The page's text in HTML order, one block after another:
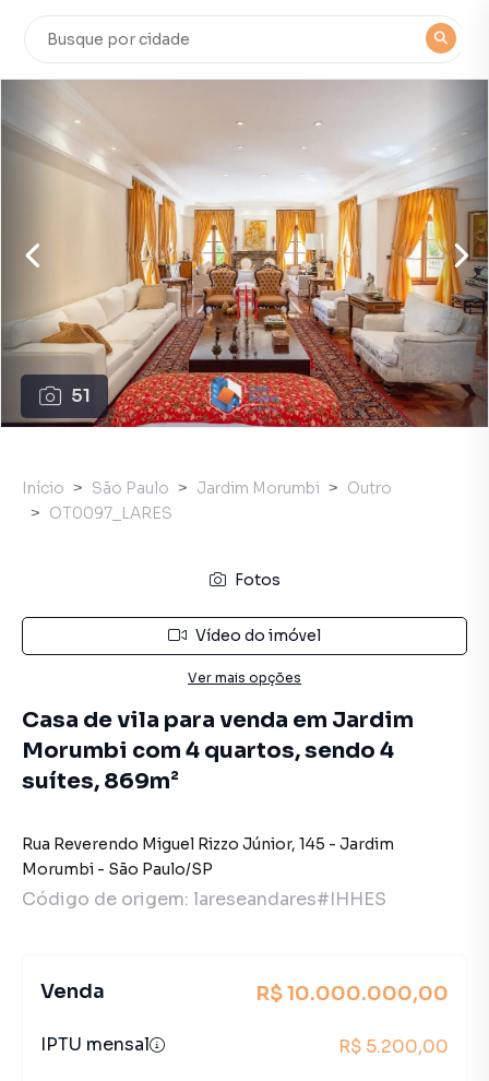
51
Início São Paulo Jardim Morumbi
Outro
OT0097_LARES
Fotos
Vídeo do imóvel
Ver mais opções
Casa de vila para venda em Jardim
Morumbi com 4 quartos, sendo 4
suítes, 869m²
Rua Reverendo Miguel Rizzo Júnior, 145 - Jardim
Morumbi - São Paulo/SP
Código de origem: lareseandares#IHHES
Venda R$ 10.000.000,00
IPTU mensal R$ 5.200,00